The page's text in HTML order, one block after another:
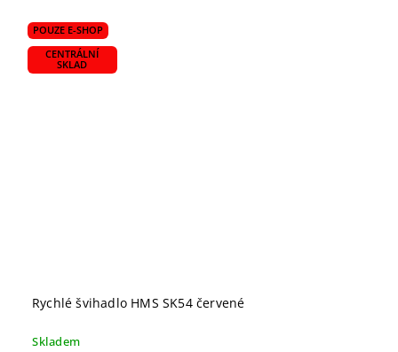
POUZE E-SHOP
CENTRÁLNÍ
SKLAD
Rychlé švihadlo HMS SK54 červené
Skladem